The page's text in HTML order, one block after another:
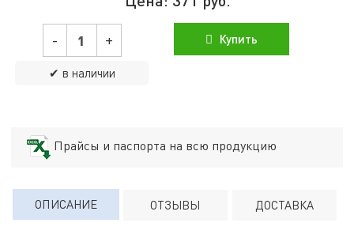
- +
✔ в наличии
Купить
Прайсы и паспорта на всю продукцию
ОПИСАНИЕ ОТЗЫВЫ ДОСТАВКА